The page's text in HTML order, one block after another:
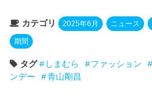
カテゴリ 2025年6月 ニュース
期間
タグ しまむら ファッション
ンデー
青山剛昌